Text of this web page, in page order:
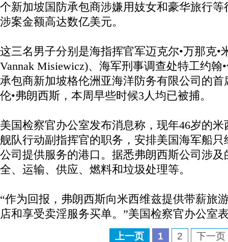
个新加坡国防承包商涉嫌用妓女和豪华旅行
涉案金额高达数亿美元。
这三名男子分别是海指挥官军迈克尔•万那克•
Vannak Misiewicz)、海军刑事调查处特工约翰
承包商新加坡格伦洲亚海洋防务有限公司的首
伦•弗朗西斯，本周早些时候3人均已被捕。
美国检察官办公室发布消息称，现年46岁的
舰队行动副指挥官的职务，安排美国海军船
公司提供服务的港口。据悉弗朗西斯公司涉
全、运输、供应、燃料和垃圾处理等。
“作为回报，弗朗西斯向米西维兹提供带薪旅
店和享受卖淫服务买单。”美国检察官办公室
上一页 1 2 下一页